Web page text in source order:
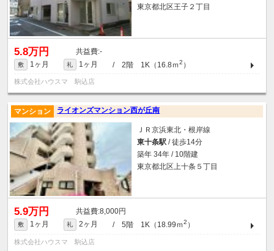
東京都北区王子２丁目
5.8万円 -
敷 1ヶ月 礼 1ヶ月 / 2階 1K（16.8ｍ2 ）
株式会社ハウスマ 駒込店
ライオンズマンション西が丘南
マンション
ＪＲ京浜東北・根岸線
東十条駅 / 徒歩14分
築年 34年 / 10階建
東京都北区上十条５丁目
5.9万円 8,000円
敷 1ヶ月 礼 2ヶ月 / 5階 1K（18.99ｍ2 ）
株式会社ハウスマ 駒込店